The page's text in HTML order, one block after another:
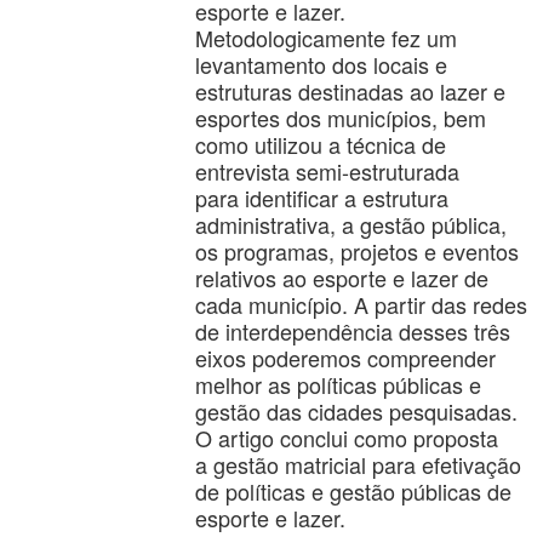
esporte e lazer.
Metodologicamente fez um
levantamento dos locais e
estruturas destinadas ao lazer e
esportes dos municípios, bem
como utilizou a técnica de
entrevista semi-estruturada
para identificar a estrutura
administrativa, a gestão pública,
os programas, projetos e eventos
relativos ao esporte e lazer de
cada município. A partir das redes
de interdependência desses três
eixos poderemos compreender
melhor as políticas públicas e
gestão das cidades pesquisadas.
O artigo conclui como proposta
a gestão matricial para efetivação
de políticas e gestão públicas de
esporte e lazer.